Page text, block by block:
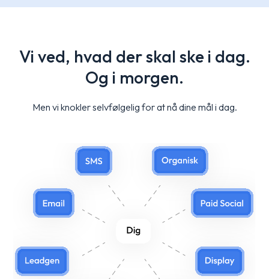
Vi ved, hvad der skal ske i dag.
Og i morgen.
Men vi knokler selvfølgelig for at nå dine mål i dag.